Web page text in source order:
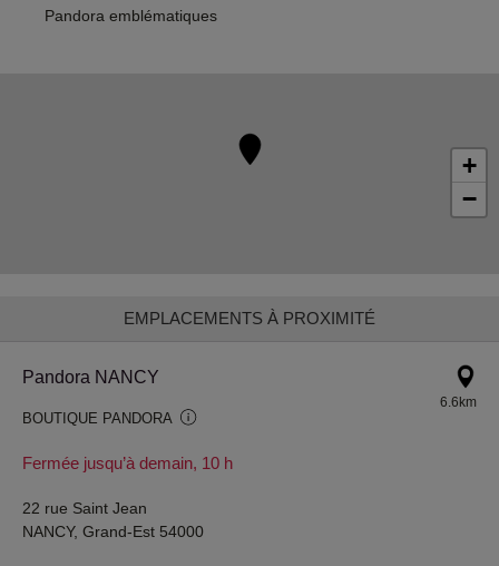
Pandora emblématiques
+
−
EMPLACEMENTS À PROXIMITÉ
Pandora NANCY
BOUTIQUE PANDORA
Fermée jusqu’à demain, 10 h
6.6km
22 rue Saint Jean
NANCY, Grand-Est 54000